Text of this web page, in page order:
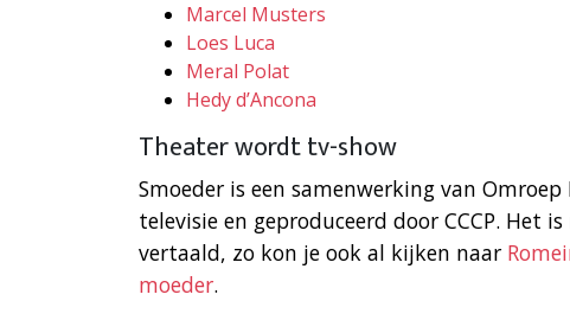
Marcel Musters
Loes Luca
Meral Polat
Hedy d’Ancona
Theater wordt tv-show
Smoeder is een samenwerking van
televisie en geproduceerd door CCCP. Het
vertaald, zo kon je ook al kijken naar
moeder.